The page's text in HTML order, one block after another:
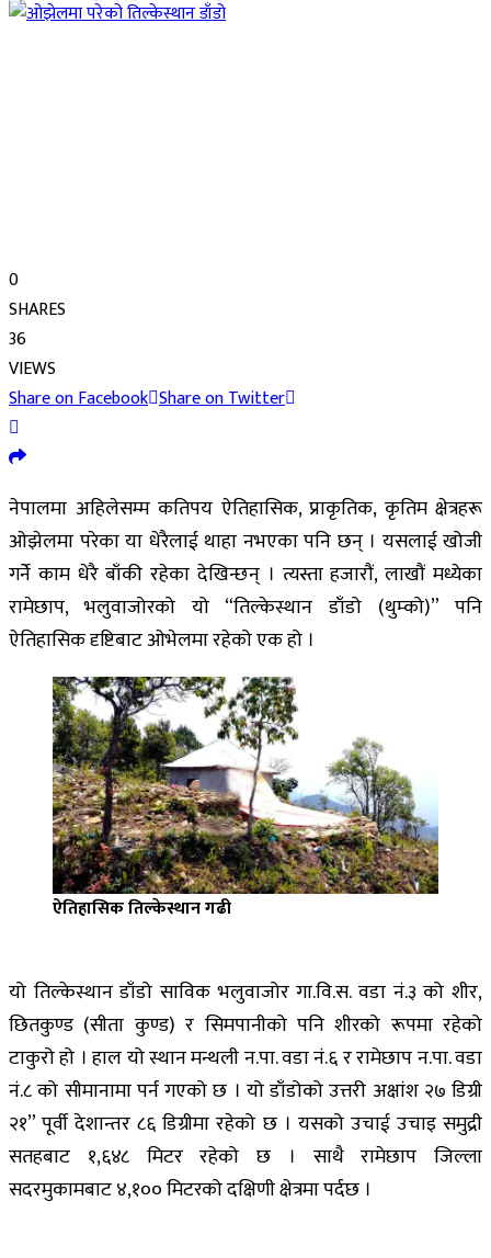
0
SHARES
36
VIEWS
Share on Facebook Share on Twitter
नेपालमा अहिलेसम्म कतिपय ऐतिहासिक, प्राकृतिक, कृतिम क्षेत्रहरू
ओझेलमा परेका या धेरैलाई थाहा नभएका पनि छन् । यसलाई खोजी
गर्नेे काम धेरै बाँकी रहेका देखिन्छन् । त्यस्ता हजारौं, लाखौं मध्येका
रामेछाप, भलुवाजोरको यो “तिल्केस्थान डाँडो (थुम्को)” पनि
ऐतिहासिक दृष्टिबाट ओभेलमा रहेको एक हो ।
ऐतिहासिक तिल्केस्थान गढी
यो तिल्केस्थान डाँडो साविक भलुवाजोर गा.वि.स. वडा नं.३ को शीर,
छितकुण्ड (सीता कुण्ड) र सिमपानीको पनि शीरको रूपमा रहेको
टाकुरो हो । हाल यो स्थान मन्थली न.पा. वडा नं.६ र रामेछाप न.पा. वडा
नं.८ को सीमानामा पर्न गएको छ । यो डाँडोको उत्तरी अक्षांश २७ डिग्री
२१” पूर्वी देशान्तर ८६ डिग्रीमा रहेको छ । यसको उचाई उचाइ समुद्री
सतहबाट १,६४८ मिटर रहेको छ । साथै रामेछाप जिल्ला
सदरमुकामबाट ४,१०० मिटरको दक्षिणी क्षेत्रमा पर्दछ ।